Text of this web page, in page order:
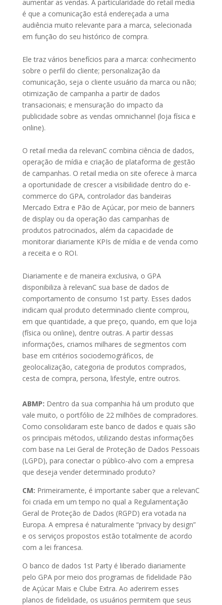
aumentar as vendas. A particularidade do retail media
é que a comunicação está endereçada a uma
audiência muito relevante para a marca, selecionada
em função do seu histórico de compra.
Ele traz vários benefícios para a marca: conhecimento
sobre o perfil do cliente; personalização da
comunicação, seja o cliente usuário da marca ou não;
otimização de campanha a partir de dados
transacionais; e mensuração do impacto da
publicidade sobre as vendas omnichannel (loja física e
online).
O retail media da relevanC combina ciência de dados,
operação de mídia e criação de plataforma de gestão
de campanhas. O retail media on site oferece à marca
a oportunidade de crescer a visibilidade dentro do e-
commerce do GPA, controlador das bandeiras
Mercado Extra e Pão de Açúcar, por meio de banners
de display ou da operação das campanhas de
produtos patrocinados, além da capacidade de
monitorar diariamente KPIs de mídia e de venda como
a receita e o ROI.
Diariamente e de maneira exclusiva, o GPA
disponibiliza à relevanC sua base de dados de
comportamento de consumo 1st party. Esses dados
indicam qual produto determinado cliente comprou,
em que quantidade, a que preço, quando, em que loja
(física ou online), dentre outras. A partir dessas
informações, criamos milhares de segmentos com
base em critérios sociodemográficos, de
geolocalização, categoria de produtos comprados,
cesta de compra, persona, lifestyle, entre outros.
ABMP: Dentro da sua companhia há um produto que
vale muito, o portfólio de 22 milhões de compradores.
Como consolidaram este banco de dados e quais são
os principais métodos, utilizando destas informações
com base na Lei Geral de Proteção de Dados Pessoais
(LGPD), para conectar o público-alvo com a empresa
que deseja vender determinado produto?
CM: Primeiramente, é importante saber que a relevanC
foi criada em um tempo no qual a Regulamentação
Geral de Proteção de Dados (RGPD) era votada na
Europa. A empresa é naturalmente “privacy by design”
e os serviços propostos estão totalmente de acordo
com a lei francesa.
O banco de dados 1st Party é liberado diariamente
pelo GPA por meio dos programas de fidelidade Pão
de Açúcar Mais e Clube Extra. Ao aderirem esses
planos de fidelidade, os usuários permitem que seus